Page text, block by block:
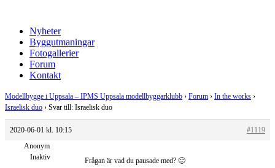
Nyheter
Byggutmaningar
Fotogallerier
Forum
Kontakt
Modellbygge i Uppsala – IPMS Uppsala modellbyggarklubb › Forum › In the works ›
Israelisk duo › Svar till: Israelisk duo
2020-06-01 kl. 10:15
#1119
Anonym
Inaktiv
Frågan är vad du pausade med? 🙂